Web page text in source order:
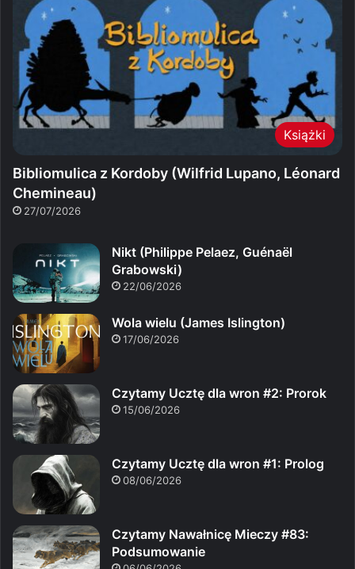
Książki
Bibliomulica z Kordoby (Wilfrid Lupano, Léonard
Chemineau)
27/07/2026
Nikt (Philippe Pelaez, Guénaël
Grabowski)
22/06/2026
Wola wielu (James Islington)
17/06/2026
Czytamy Ucztę dla wron #2: Prorok
15/06/2026
Czytamy Ucztę dla wron #1: Prolog
08/06/2026
Czytamy Nawałnicę Mieczy #83:
Podsumowanie